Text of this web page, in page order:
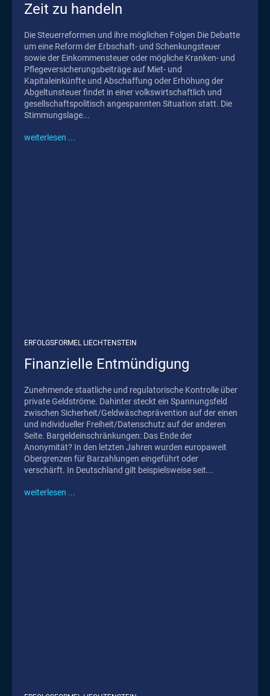
Zeit zu handeln
Die Steuerreformen und ihre möglichen Folgen Die Debatte
um eine Reform der Erbschaft- und Schenkungsteuer
sowie der Einkommensteuer oder mögliche Kranken- und
Pflegeversicherungsbeiträge auf Miet- und
Kapitaleinkünfte und Abschaffung oder Erhöhung der
Abgeltunsteuer findet in einer volkswirtschaftlich und
gesellschaftspolitisch angespannten Situation statt. Die
Stimmungslage...
weiterlesen ...
ERFOLGSFORMEL LIECHTENSTEIN
Finanzielle Entmündigung
Zunehmende staatliche und regulatorische Kontrolle über
private Geldströme. Dahinter steckt ein Spannungsfeld
zwischen Sicherheit/Geldwäscheprävention auf der einen
und individueller Freiheit/Datenschutz auf der anderen
Seite. Bargeldeinschränkungen: Das Ende der
Anonymität? In den letzten Jahren wurden europaweit
Obergrenzen für Barzahlungen eingeführt oder
verschärft. In Deutschland gilt beispielsweise seit...
weiterlesen ...